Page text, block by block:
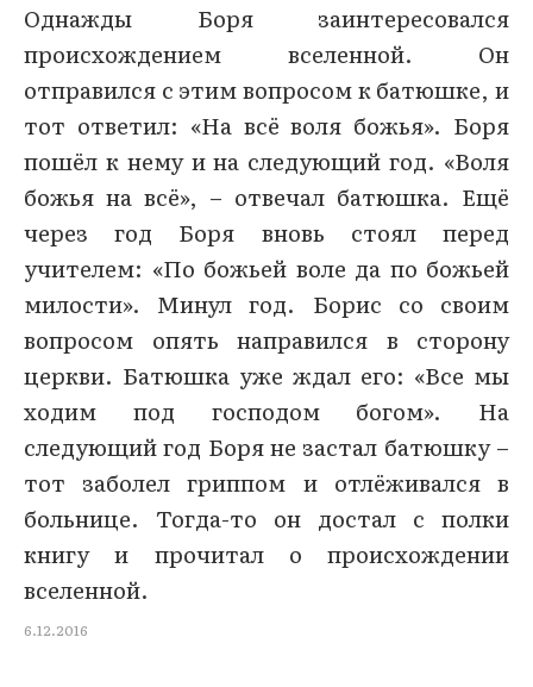
Однажды Боря заинтересовался
происхождением вселенной. Он
отправился с этим вопросом к батюшке, и
тот ответил: «На всё воля божья». Боря
пошёл к нему и на следующий год. «Воля
божья на всё», – отвечал батюшка. Ещё
через год Боря вновь стоял перед
учителем: «По божьей воле да по божьей
милости». Минул год. Борис со своим
вопросом опять направился в сторону
церкви. Батюшка уже ждал его: «Все мы
ходим под господом богом». На
следующий год Боря не застал батюшку –
тот заболел гриппом и отлёживался в
больнице. Тогда-то он достал с полки
книгу и прочитал о происхождении
вселенной.
6.12.2016